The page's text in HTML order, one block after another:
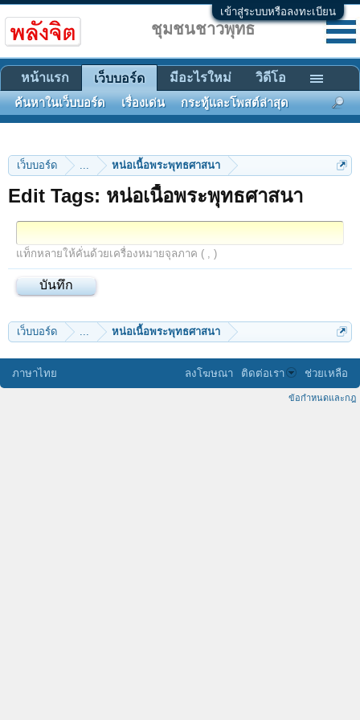
เข้าสู่ระบบหรือลงทะเบียน
เว็บบอร์ด ... หน่อเนื้อพระพุทธศาสนา
Edit Tags: หน่อเนื้อพระพุทธศาสนา
แท็กหลายให้คั่นด้วยเครื่องหมายจุลภาค ( , )
เว็บบอร์ด ... หน่อเนื้อพระพุทธศาสนา
ชุมชนชาวพุทธ
หน้าแรก เว็บบอร์ด
ค้นหาในเว็บบอร์ด เรื่องเด่น กระทู้และโพสต์ล่าสุด
มีอะไรใหม่ วิดีโอ
ภาษาไทย ลงโฆษณา ติดต่อเรา ช่วยเหลือ
ข้อกำหนดและกฎ